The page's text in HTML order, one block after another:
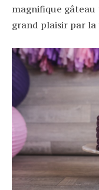
magnifique
grand plaisir par